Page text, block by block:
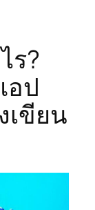
ร?
อป
เขียน